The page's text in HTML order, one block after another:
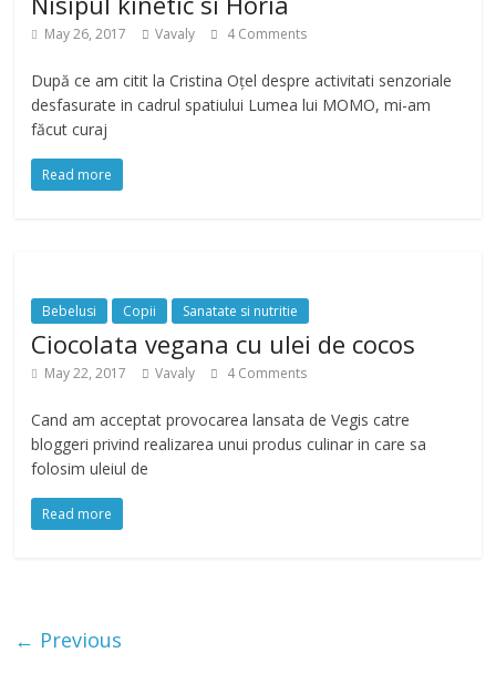
May 26, 2017 Vavaly 4 Comments
După ce am citit la Cristina Oțel despre activitati senzoriale
desfasurate in cadrul spatiului Lumea lui MOMO, mi-am
făcut curaj
Read more
Bebelusi Copii Sanatate si nutritie
Ciocolata vegana cu ulei de cocos
May 22, 2017 Vavaly 4 Comments
Cand am acceptat provocarea lansata de Vegis catre
bloggeri privind realizarea unui produs culinar in care sa
folosim uleiul de
Read more
← Previous